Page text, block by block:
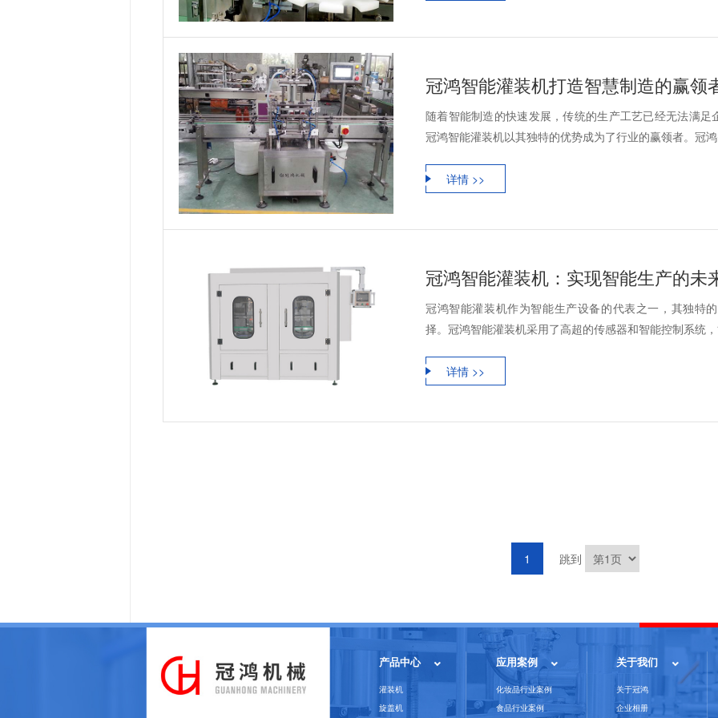
冠鸿智能灌装机打造智慧制造的赢领
随着智能制造的快速发展，传统的生产工艺已经无法满
冠鸿智能灌装机以其独特的优势成为了行业的赢领者。冠
详情 >>
冠鸿智能灌装机：实现智能生产的未
冠鸿智能灌装机作为智能生产设备的代表之一，其独特
择。冠鸿智能灌装机采用了高超的传感器和智能控制系统
详情 >>
1 跳到
产品中心
灌装机
旋盖机
应用案例
化妆品行业案例
食品行业案例
关于我们
关于冠鸿
企业相册